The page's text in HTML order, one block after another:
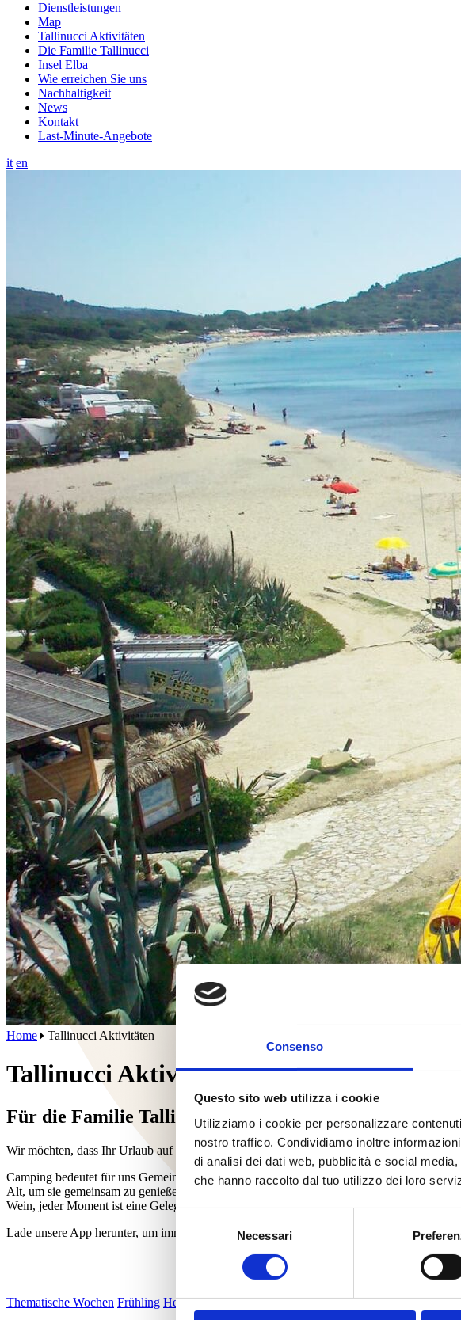
Consenso
Questo sito web utilizza i cookie
Utilizziamo i cookie per personalizzare
nostro traffico. Condividiamo inoltre
di analisi dei dati web, pubblicità e social
che hanno raccolto dal tuo utilizzo dei loro
Selezione
del
Necessari
Dienstleistungen
Map
Tallinucci Aktivitäten
Die Familie Tallinucci
Insel Elba
Wie erreichen Sie uns
Nachhaltigkeit
News
Kontakt
Last-Minute-Angebote
it en
Home Tallinucci Aktivitäten
Tallinucci Aktivitäten
Für die Familie Tallinucci ist die Insel Elba ein offenes
Wir möchten, dass Ihr Urlaub auf der Insel Elba unvergesslich und allumfassend wird.
Camping bedeutet für uns Gemeinschaft, Entdeckung, Staunen, Ruhe, Entspannung
Alt, um sie gemeinsam zu genießen: ob es sich um eine Wanderung auf den Pfaden
Wein, jeder Moment ist eine Gelegenheit, zusammenzukommen, zu lachen und die Insel
Lade unsere App herunter, um immer über den Aktivitätskalender informiert zu bleiben
Thematische Wochen Frühling Herbst Meer und Sport